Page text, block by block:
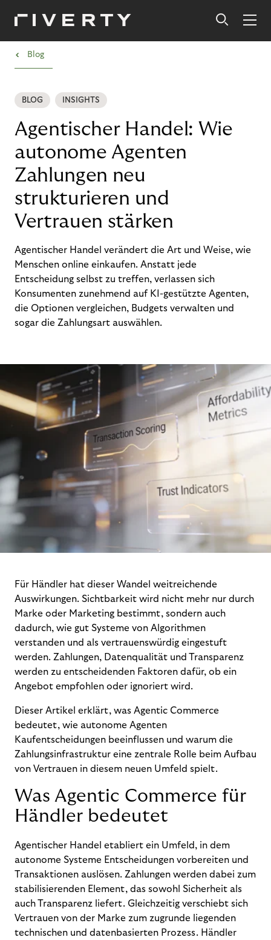
› Blog
BLOG INSIGHTS
Agentischer Handel: Wie
autonome Agenten
Zahlungen neu
strukturieren und
Vertrauen stärken
Agentischer Handel verändert die Art und Weise, wie
Menschen online einkaufen. Anstatt jede
Entscheidung selbst zu treffen, verlassen sich
Konsumenten zunehmend auf KI-gestützte Agenten,
die Optionen vergleichen, Budgets verwalten und
sogar die Zahlungsart auswählen.
Für Händler hat dieser Wandel weitreichende
Auswirkungen. Sichtbarkeit wird nicht mehr nur durch
Marke oder Marketing bestimmt, sondern auch
dadurch, wie gut Systeme von Algorithmen
verstanden und als vertrauenswürdig eingestuft
werden. Zahlungen, Datenqualität und Transparenz
werden zu entscheidenden Faktoren dafür, ob ein
Angebot empfohlen oder ignoriert wird.
Dieser Artikel erklärt, was Agentic Commerce
bedeutet, wie autonome Agenten
Kaufentscheidungen beeinflussen und warum die
Zahlungsinfrastruktur eine zentrale Rolle beim Aufbau
von Vertrauen in diesem neuen Umfeld spielt.
Was Agentic Commerce für
Händler bedeutet
Agentischer Handel etabliert ein Umfeld, in dem
autonome Systeme Entscheidungen vorbereiten und
Transaktionen auslösen. Zahlungen werden dabei zum
stabilisierenden Element, das sowohl Sicherheit als
auch Transparenz liefert. Gleichzeitig verschiebt sich
Vertrauen von der Marke zum zugrunde liegenden
technischen und datenbasierten Prozess. Händler